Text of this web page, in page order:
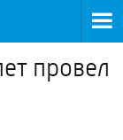
провел